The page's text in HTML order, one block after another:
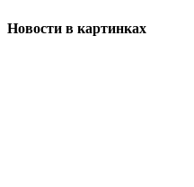
Новости в картинках